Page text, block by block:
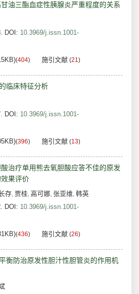
油三酯血症性胰腺炎严重程度的关系
DOI: 10.3969/j.issn.1001-
(404) 施引文献 (21)
临床特征分析
DOI: 10.3969/j.issn.1001-
(396) 施引文献 (13)
治疗单用熊去氧胆酸应答不佳的原发
果评价
存, 贾桂, 高可娜, 张亚维, 韩英
DOI: 10.3969/j.issn.1001-
(436) 施引文献 (26)
衡防治原发性胆汁性胆管炎的作用机